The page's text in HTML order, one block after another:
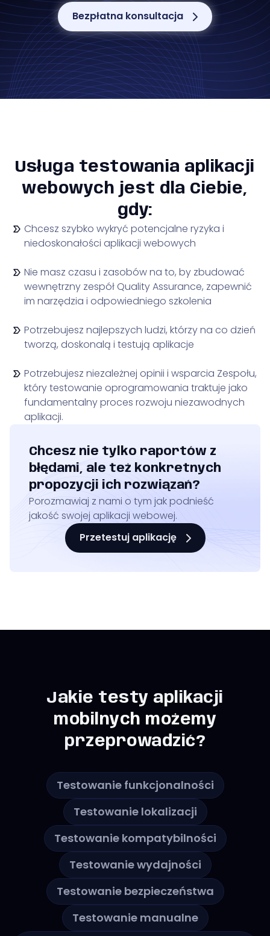
Bezpłatna konsultacja
Usługa testowania aplikacji
webowych jest dla Ciebie,
gdy:
Chcesz szybko wykryć potencjalne ryzyka i
niedoskonałości aplikacji webowych
Nie masz czasu i zasobów na to, by zbudować
wewnętrzny zespół Quality Assurance, zapewnić
im narzędzia i odpowiedniego szkolenia
Potrzebujesz najlepszych ludzi, którzy na co dzień
tworzą, doskonalą i testują aplikacje
Potrzebujesz niezależnej opinii i wsparcia Zespołu,
który testowanie oprogramowania traktuje jako
fundamentalny proces rozwoju niezawodnych
aplikacji.
Chcesz nie tylko raportów z
błędami, ale też konkretnych
propozycji ich rozwiązań?
Porozmawiaj z nami o tym jak podnieść
jakość swojej aplikacji webowej.
Przetestuj aplikację
Jakie testy aplikacji
mobilnych możemy
przeprowadzić?
Testowanie funkcjonalności
Testowanie lokalizacji
Testowanie kompatybilności
Testowanie wydajności
Testowanie bezpieczeństwa
Testowanie manualne